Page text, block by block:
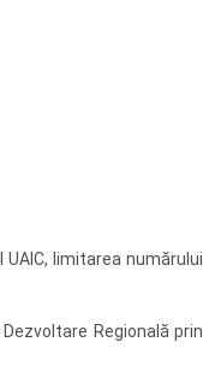
limitarea numărului
Regională prin